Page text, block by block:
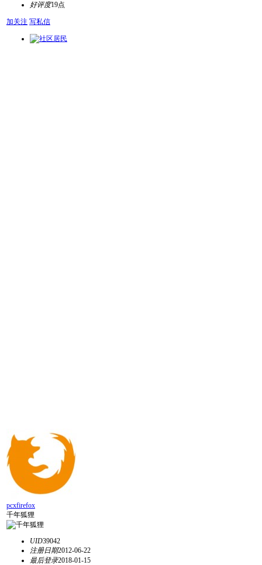
好评度19点
加关注 写私信
pcxfirefox
千年狐狸
UID39042
注册日期2012-06-22
最后登录2018-01-15